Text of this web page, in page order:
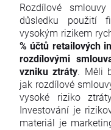
Rozdílové
důsledku použití
vysokým rizikem
% účtů retailových
rozdílovými
vzniku ztráty. Měli
jak rozdílové
vysoké riziko
Investování je
materiál je